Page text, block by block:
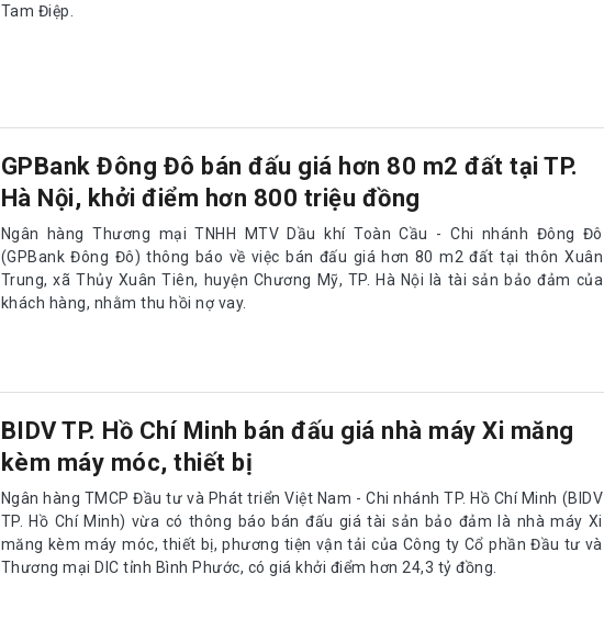
Tam Điệp.
GPBank Đông Đô bán đấu giá hơn 80 m2 đất tại TP.
Hà Nội, khởi điểm hơn 800 triệu đồng
Ngân hàng Thương mại TNHH MTV Dầu khí Toàn Cầu - Chi nhánh Đông Đô
(GPBank Đông Đô) thông báo về việc bán đấu giá hơn 80 m2 đất tại thôn Xuân
Trung, xã Thủy Xuân Tiên, huyện Chương Mỹ, TP. Hà Nội là tài sản bảo đảm của
khách hàng, nhằm thu hồi nợ vay.
BIDV TP. Hồ Chí Minh bán đấu giá nhà máy Xi măng
kèm máy móc, thiết bị
Ngân hàng TMCP Đầu tư và Phát triển Việt Nam - Chi nhánh TP. Hồ Chí Minh (BIDV
TP. Hồ Chí Minh) vừa có thông báo bán đấu giá tài sản bảo đảm là nhà máy Xi
măng kèm máy móc, thiết bị, phương tiện vận tải của Công ty Cổ phần Đầu tư và
Thương mại DIC tỉnh Bình Phước, có giá khởi điểm hơn 24,3 tỷ đồng.